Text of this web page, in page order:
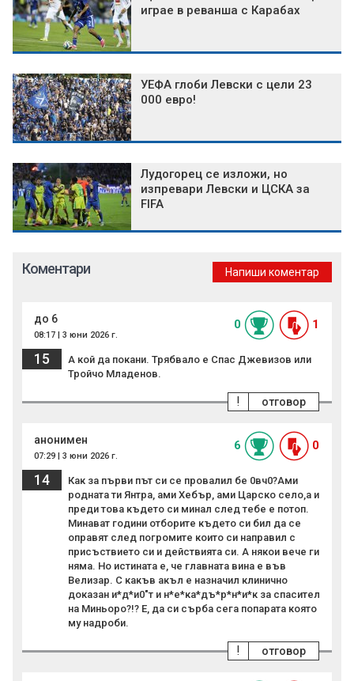
играе в реванша с Карабах
УЕФА глоби Левски с цели 23
000 евро!
Лудогорец се изложи, но
изпревари Левски и ЦСКА за
FIFA
Коментари Напиши коментар
до 6
08:17 | 3 юни 2026 г.
0 1
15
А кой да покани. Трябвало е Спас Джевизов или
Тройчо Младенов.
отговор
!
анонимен
07:29 | 3 юни 2026 г.
6 0
14
Как за първи път си се провалил бе 0вч0?Ами
родната ти Янтра, ами Хебър, ами Царско село,а и
преди това където си минал след тебе е потоп.
Минават години отборите където си бил да се
оправят след погромите които си направил с
присъствието си и действията си. А някои вече ги
няма. Но истината е, че главната вина е във
Велизар. С какъв акъл е назначил клинично
доказан и*д*и0"т и н*е*ка*дъ*р*н*и*к за спасител
на Миньоро?!? Е, да си сърба сега попарата която
му надроби.
отговор
!